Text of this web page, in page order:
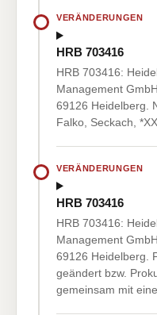
VERÄNDERUNGEN
HRB 703416
HRB 703416:
Management
69126 Heidelberg.
Falko, Seckach,
VERÄNDERUNGEN
HRB 703416
HRB 703416:
Management
69126 Heidelberg.
geändert bzw.
gemeinsam mit